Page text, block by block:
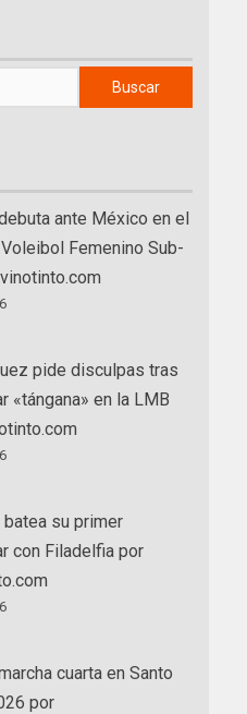
Buscar
ante México en el
Femenino Sub-
pide disculpas tras
«tángana» en la LMB
su primer
con Filadelfia por
cuarta en Santo
por